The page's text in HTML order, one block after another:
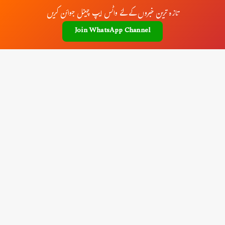
تازہ ترین خبروں کے لئے واٹس ایپ چینل جوائن کریں
Join WhatsApp Channel